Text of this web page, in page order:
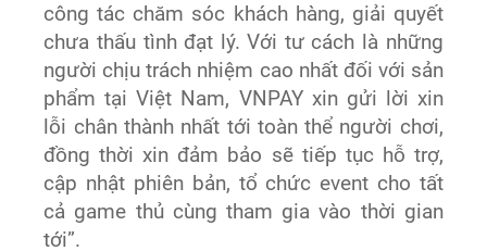
công tác chăm sóc khách hàng, giải quyết
chưa thấu tình đạt lý. Với tư cách là những
người chịu trách nhiệm cao nhất đối với sản
phẩm tại Việt Nam, VNPAY xin gửi lời xin
lỗi chân thành nhất tới toàn thể người chơi,
đồng thời xin đảm bảo sẽ tiếp tục hỗ trợ,
cập nhật phiên bản, tổ chức event cho tất
cả game thủ cùng tham gia vào thời gian
tới”.